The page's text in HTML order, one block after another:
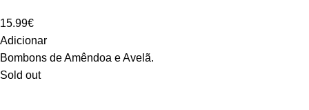
15.99€
Adicionar
Bombons de Amêndoa e Avelã.
Sold out